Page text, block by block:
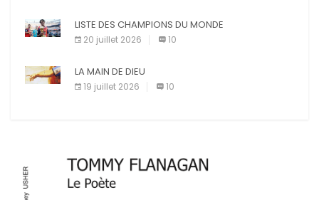
LISTE DES CHAMPIONS DU MONDE
20 juillet 2026 10
LA MAIN DE DIEU
19 juillet 2026 10